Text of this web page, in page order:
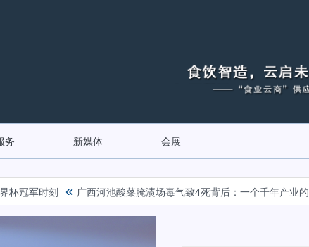
务 新媒体 会展
军时刻 « 广西河池酸菜腌渍场毒气致4死背后：一个千年产业的困